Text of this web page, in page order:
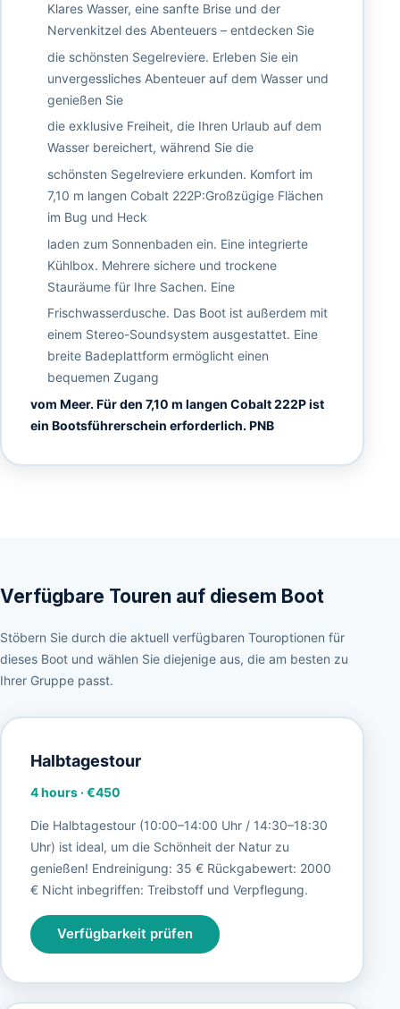
Klares Wasser, eine sanfte Brise und der
Nervenkitzel des Abenteuers – entdecken Sie
die schönsten Segelreviere. Erleben Sie ein
unvergessliches Abenteuer auf dem Wasser und
genießen Sie
die exklusive Freiheit, die Ihren Urlaub auf dem
Wasser bereichert, während Sie die
schönsten Segelreviere erkunden. Komfort im
7,10 m langen Cobalt 222P:Großzügige Flächen
im Bug und Heck
laden zum Sonnenbaden ein. Eine integrierte
Kühlbox. Mehrere sichere und trockene
Stauräume für Ihre Sachen. Eine
Frischwasserdusche. Das Boot ist außerdem mit
einem Stereo-Soundsystem ausgestattet. Eine
breite Badeplattform ermöglicht einen
bequemen Zugang
vom Meer. Für den 7,10 m langen Cobalt 222P ist
ein Bootsführerschein erforderlich. PNB
Verfügbare Touren auf diesem Boot
Stöbern Sie durch die aktuell verfügbaren Touroptionen für
dieses Boot und wählen Sie diejenige aus, die am besten zu
Ihrer Gruppe passt.
Halbtagestour
4 hours·€450
Die Halbtagestour (10:00–14:00 Uhr / 14:30–18:30
Uhr) ist ideal, um die Schönheit der Natur zu
genießen! Endreinigung: 35 € Rückgabewert: 2000
€ Nicht inbegriffen: Treibstoff und Verpflegung.
Verfügbarkeit prüfen